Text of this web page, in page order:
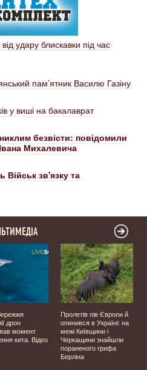
удару блискавки під час
пам’ятник Василю Газіну
у виші на бакалаврат
безвісти: повідомили
Михалевича
Військ зв'язку та
дрон
момент
кита. Відео
Пролетів пів Європи й
опинився в Україні: на
межі Київщини і
Черкащини знайшли
пораненого грифа
Берліна